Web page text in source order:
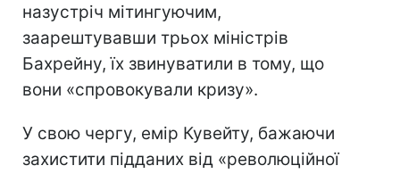
назустріч мітингуючим,
заарештувавши трьох міністрів
Бахрейну, їх звинуватили в тому, що
вони «спровокували кризу».
У свою чергу, емір Кувейту, бажаючи
захистити підданих від «революційної